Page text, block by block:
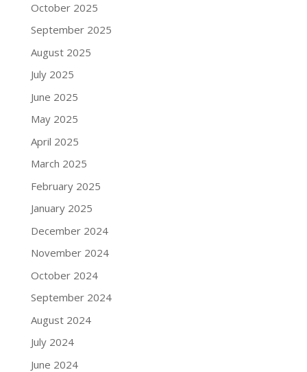
October 2025
September 2025
August 2025
July 2025
June 2025
May 2025
April 2025
March 2025
February 2025
January 2025
December 2024
November 2024
October 2024
September 2024
August 2024
July 2024
June 2024